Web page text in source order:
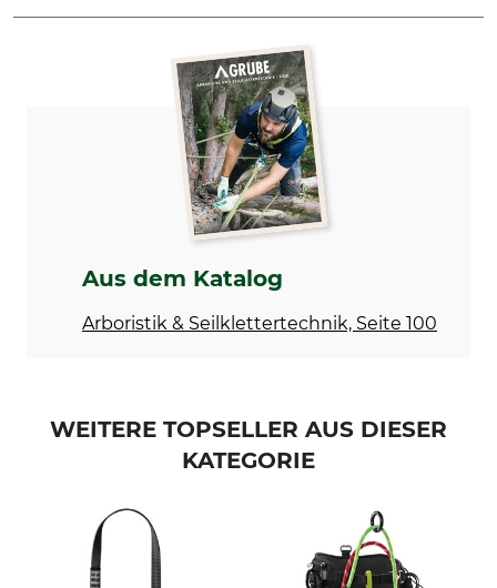
Produkttyp
Falteimer
Länge (außen)
400 mm
Höhe (außen)
400 mm
Aus dem Katalog
Arboristik & Seilklettertechnik, Seite 100
WEITERE TOPSELLER AUS DIESER
KATEGORIE